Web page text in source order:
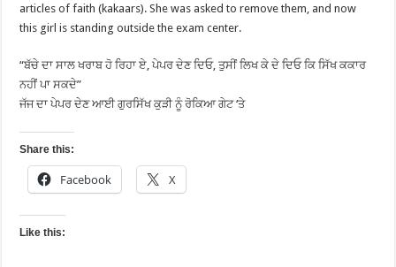
articles of faith (kakaars). She was asked to remove them, and now
this girl is standing outside the exam center.
“ਬੱਚੇ ਦਾ ਸਾਲ ਖਰਾਬ ਹੋ ਰਿਹਾ ਏ, ਪੇਪਰ ਦੇਣ ਦਿਓ, ਤੁਸੀਂ ਲਿਖ ਕੇ ਦੇ ਦਿਓ ਕਿ ਸਿੱਖ ਕਕਾਰ
ਨਹੀਂ ਪਾ ਸਕਦੇ”
ਜੱਜ ਦਾ ਪੇਪਰ ਦੇਣ ਆਈ ਗੁਰਸਿੱਖ ਕੁੜੀ ਨੂੰ ਰੋਕਿਆ ਗੇਟ ‘ਤੇ
Share this:
Facebook X
Like this: